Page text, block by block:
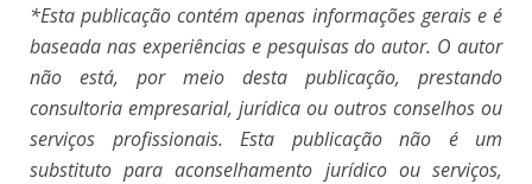
*Esta publicação contém apenas informações gerais e é
baseada nas experiências e pesquisas do autor. O autor
não está, por meio desta publicação, prestando
consultoria empresarial, jurídica ou outros conselhos ou
serviços profissionais. Esta publicação não é um
substituto para aconselhamento jurídico ou serviços,